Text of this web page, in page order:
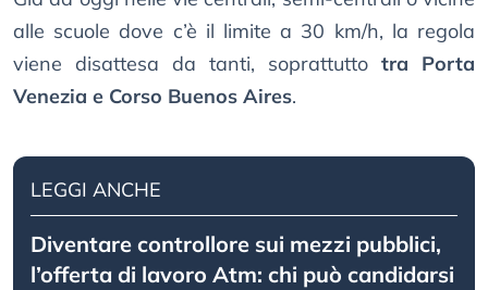
alle scuole dove c’è il limite a 30 km/h, la regola
viene disattesa da tanti, soprattutto tra Porta
Venezia e Corso Buenos Aires.
LEGGI ANCHE
Diventare controllore sui mezzi pubblici,
l’offerta di lavoro Atm: chi può candidarsi